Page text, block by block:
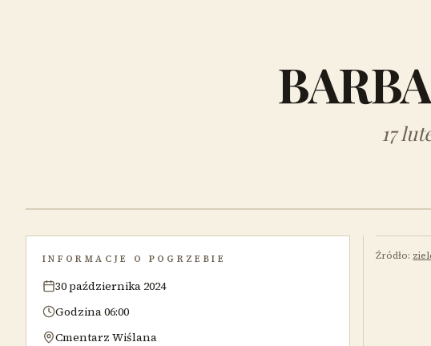
17
INFORMACJE O POGRZEBIE
30 października 2024
Godzina 06:00
Cmentarz Wiślana
Źródło: